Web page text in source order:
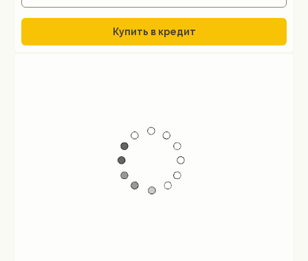
Купить в кредит